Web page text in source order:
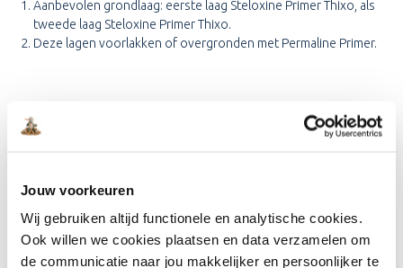
Jouw voorkeuren
Wij gebruiken altijd functionele en analytische cookies.
Ook willen we cookies plaatsen en data verzamelen om
de communicatie naar jou makkelijker en persoonlijker te
Aanbevolen grondlaag: eerste laag Steloxine Primer Thixo, als
tweede laag Steloxine Primer Thixo.
Deze lagen voorlakken of overgronden met Permaline Primer.
WELKE GRONDVERF MOET IK
GEBRUIKEN VOOR TRIMETAL
Voor nieuw, onbehandeld hout raden wij aan om de ondergrond